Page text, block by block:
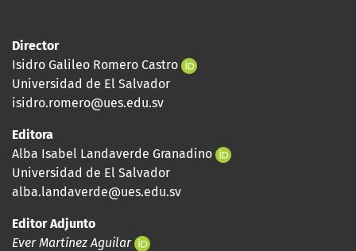
Director
Isidro Galileo Romero Castro
Universidad de El Salvador
isidro.romero@ues.edu.sv
Editora
Alba Isabel Landaverde Granadino
Universidad de El Salvador
alba.landaverde@ues.edu.sv
Editor Adjunto
Ever Martínez Aguilar